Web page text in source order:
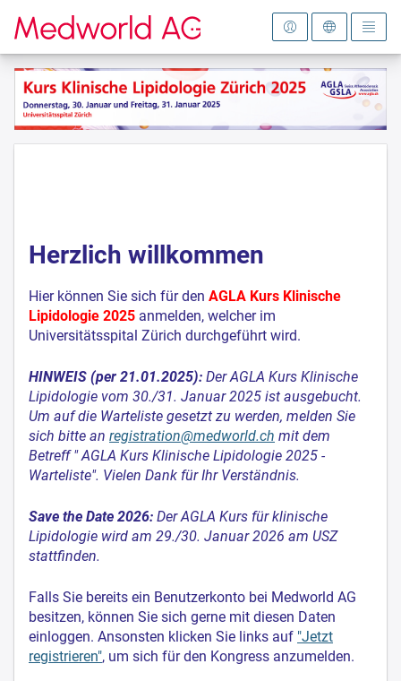
Zur Startseite
Herzlich willkommen
Hier können Sie sich für den AGLA Kurs Klinische
Lipidologie 2025 anmelden, welcher im
Universitätsspital Zürich durchgeführt wird.
HINWEIS (per 21.01.2025): Der AGLA Kurs Klinische
Lipidologie vom 30./31. Januar 2025 ist ausgebucht.
Um auf die Warteliste gesetzt zu werden, melden Sie
sich bitte an registration@medworld.ch mit dem
Betreff " AGLA Kurs Klinische Lipidologie 2025 -
Warteliste". Vielen Dank für Ihr Verständnis.
Save the Date 2026: Der AGLA Kurs für klinische
Lipidologie wird am 29./30. Januar 2026 am USZ
stattfinden.
Falls Sie bereits ein Benutzerkonto bei Medworld AG
besitzen, können Sie sich gerne mit diesen Daten
einloggen. Ansonsten klicken Sie links auf "Jetzt
registrieren", um sich für den Kongress anzumelden.